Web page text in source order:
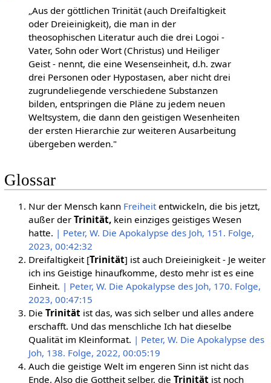
„Aus der göttlichen Trinität (auch Dreifaltigkeit
oder Dreieinigkeit), die man in der
theosophischen Literatur auch die drei Logoi -
Vater, Sohn oder Wort (Christus) und Heiliger
Geist - nennt, die eine Wesenseinheit, d.h. zwar
drei Personen oder Hypostasen, aber nicht drei
zugrundeliegende verschiedene Substanzen
bilden, entspringen die Pläne zu jedem neuen
Weltsystem, die dann den geistigen Wesenheiten
der ersten Hierarchie zur weiteren Ausarbeitung
übergeben werden."
Glossar
Nur der Mensch kann Freiheitentwickeln, die bis jetzt,
außer der Trinität,kein einziges geistiges Wesen
hatte. | Peter, W. Die Apokalypse des Joh, 151. Folge,
2023, 00:42:32
Dreifaltigkeit [Trinität] ist auch Dreieinigkeit - Je weiter
ich ins Geistige hinaufkomme, desto mehr ist es eine
Einheit. | Peter, W. Die Apokalypse des Joh, 170. Folge,
2023, 00:47:15
Die Trinitätist das, was sich selber und alles andere
erschafft. Und das menschliche Ich hat dieselbe
Qualität im Kleinformat. | Peter, W. Die Apokalypse des
Joh, 138. Folge, 2022, 00:05:19
Auch die geistige Welt im engeren Sinn ist nicht das
Ende. Also die Gottheit selber, die Trinitätist noch